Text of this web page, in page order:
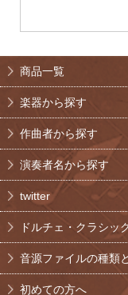
商品一覧
楽器から探す
作曲者から探す
演奏者名から探す
twitter
ドルチェ・クラシッ
音源ファイルの種類
初めての方へ